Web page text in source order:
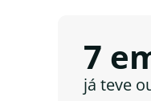
7
já teve